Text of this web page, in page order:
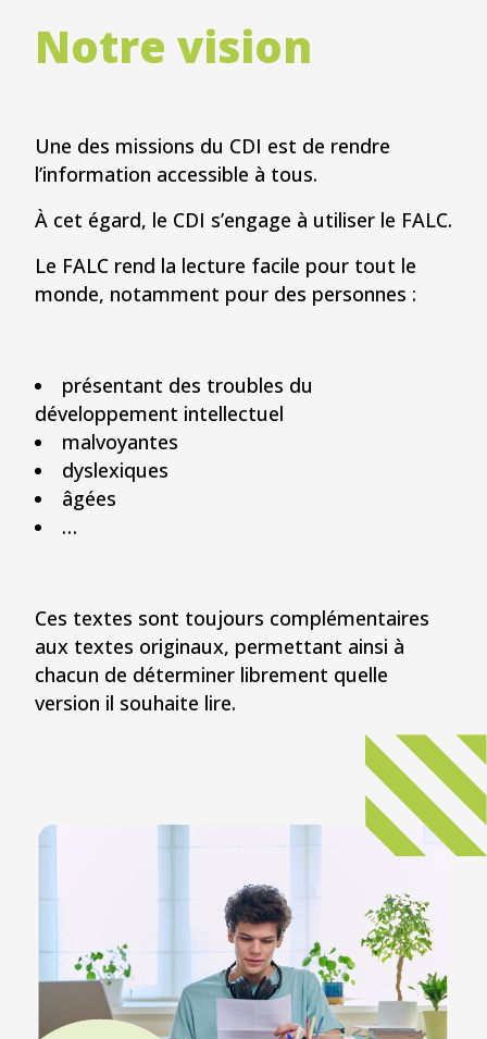
Notre vision
Une des missions du CDI est de rendre
l’information accessible à tous.
À cet égard, le CDI s’engage à utiliser le FALC.
Le FALC rend la lecture facile pour tout le
monde, notamment pour des personnes :
présentant des troubles du
développement intellectuel
malvoyantes
dyslexiques
âgées
…
Ces textes sont toujours complémentaires
aux textes originaux, permettant ainsi à
chacun de déterminer librement quelle
version il souhaite lire.